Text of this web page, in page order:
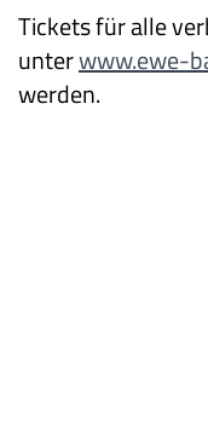
Tickets für alle
unterwww.ewe-
werden.